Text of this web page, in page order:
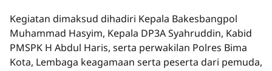
Kegiatan dimaksud dihadiri Kepala Bakesbangpol
Muhammad Hasyim, Kepala DP3A Syahruddin, Kabid
PMSPK H Abdul Haris, serta perwakilan Polres Bima
Kota, Lembaga keagamaan serta peserta dari pemuda,